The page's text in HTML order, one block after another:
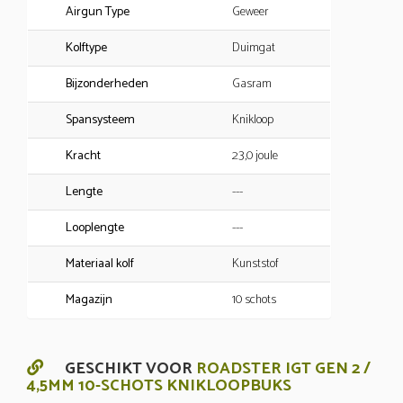
Airgun Type
Geweer
Kolftype
Duimgat
Bijzonderheden
Gasram
Spansysteem
Knikloop
Kracht
23,0 joule
Lengte
---
Looplengte
---
Materiaal kolf
Kunststof
Magazijn
10 schots
GESCHIKT VOOR ROADSTER IGT GEN 2 /
4,5MM 10-SCHOTS KNIKLOOPBUKS